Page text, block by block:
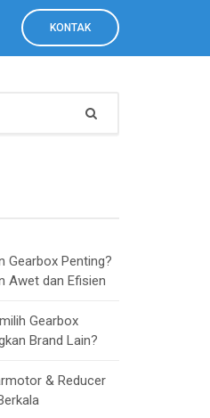
KONTAK
Gearbox Penting?
Awet dan Efisien
Gearbox
Brand Lain?
& Reducer